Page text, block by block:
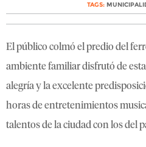
TAGS:
El público colmó el predio del
ambiente familiar disfrutó de
alegría y la excelente
horas de entretenimientos
talentos de la ciudad con los del